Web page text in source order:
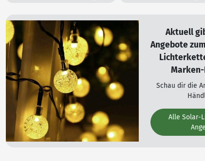
Aktuell
Angebote
Schau dir die
Alle Solar-